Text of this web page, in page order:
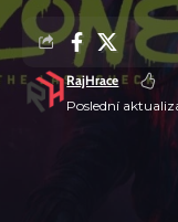
Poslední
RajHrace